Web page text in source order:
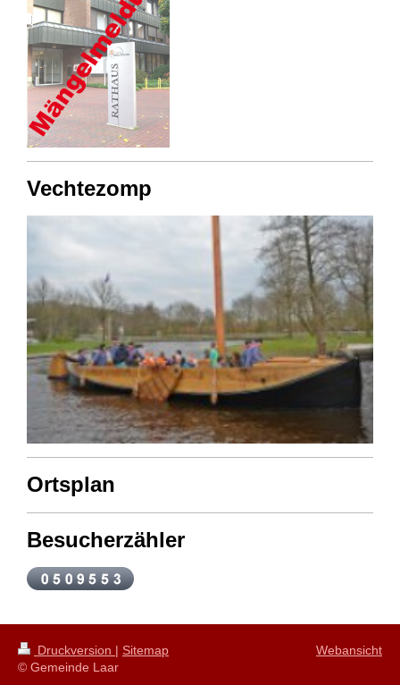
Vechtezomp
Ortsplan
Besucherzähler
Druckversion | Sitemap
© Gemeinde Laar
Webansicht